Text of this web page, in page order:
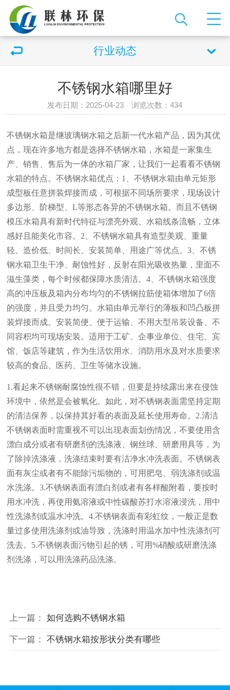
行业动态
不锈钢水箱哪里好
发布日期：2025-04-23 浏览次数：434
不锈钢水箱是继玻璃钢水箱之后新一代水箱产品，因为其优
点，现在许多地方都是选择不锈钢水箱，水箱是一家集生
产、销售、售后为一体的水箱厂家，让我们一起看看不锈钢
水箱的特点。不锈钢水箱优点：1、不锈钢水箱由单元矩形
成型板任意拼装焊接而成，可根据不同场所要求，现场设计
多边形、阶梯型、L等形态各异的不锈钢水箱。而且不锈钢
模压水箱具有新时代特征与漂亮外观、水箱线条流畅，立体
感好且能美化市容。2、不锈钢水箱具有造型美观、重量
轻、造价低、时间长、安装简单、用途广等优点。3、不锈
钢水箱卫生干净、耐蚀性好，反射在阳光吸收热量，里面不
滋生藻类，每个时候都保障水质清洁。4、不锈钢水箱强度
高的冲压板及箱内分布均匀的不锈钢拉筋使箱体增加了6倍
的强度，并且受力均匀。水箱由单元举行的薄板和凹凸板拼
装焊接而成。安装简便、便于运输、不用大型吊装设备、不
同容积均可现场安装。适用于工矿、企事业单位、住宅、宾
馆、饭店等建筑，作为生活饮用水、消防用水及对水质要求
较高的食品、医药、卫生等储水设施。
1.看起来不锈钢耐腐蚀性很不错，但要是持续露出来在侵蚀
环境中，依然是会被氧化。如此，对不锈钢表面需坚持定期
的清洁保养，以保持其好看的表面及延长使用寿命。2.清洁
不锈钢表面时需重视不可以出现表面划伤情况，不要使用含
漂白成分或者有研磨剂的洗涤液、钢丝球、研磨用具等，为
了除掉洗涤液，洗涤结束时要有洁净水冲洗表面。不锈钢表
面有灰尘或者有不能除污垢物的，可用肥皂、弱洗涤剂或温
水洗涤。3.不锈钢表面有漂白剂或者有各样酸附着，要按时
用水冲洗，再使用氨溶液或中性碳酸苏打水溶液浸洗，用中
性洗涤剂或温水冲洗。4.不锈钢表面有彩虹纹，一般正是数
量过多使用洗涤剂或油导致，洗涤时用温水加中性洗涤剂可
洗去。5.不锈钢表面污物引起的锈，可用%硝酸或研磨洗涤
剂洗涤，可以用洗涤药品洗涤。
上一篇： 如何选购不锈钢水箱
下一篇： 不锈钢水箱按形状分类有哪些